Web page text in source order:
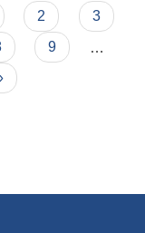
2
3
9